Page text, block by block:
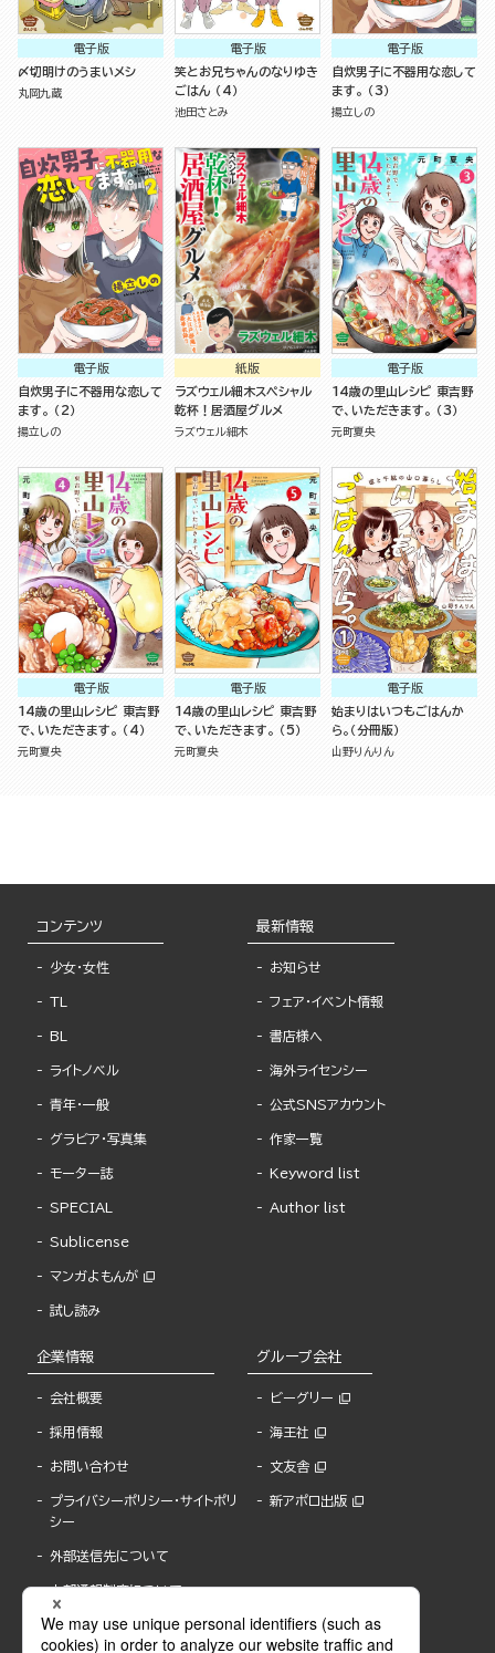
電子版
〆切明けのうまいメシ
丸岡九蔵
電子版
笑とお兄ちゃんのなりゆき
ごはん （4）
池田さとみ
電子版
自炊男子に不器用な恋して
ます。 （3）
揚立しの
電子版
自炊男子に不器用な恋して
ます。 （2）
揚立しの
紙版
ラズウェル細木スペシャル
乾杯！居酒屋グルメ
ラズウェル細木
電子版
14歳の里山レシピ 東吉野
で、いただきます。 （3）
元町夏央
電子版
14歳の里山レシピ 東吉野
で、いただきます。 （4）
元町夏央
電子版
14歳の里山レシピ 東吉野
で、いただきます。 （5）
元町夏央
電子版
始まりはいつもごはんか
ら。（分冊版）
山野りんりん
コンテンツ
少女・女性
TL
BL
ライトノベル
青年・一般
グラビア・写真集
モーター誌
SPECIAL
Sublicense
マンガよもんが
試し読み
最新情報
お知らせ
フェア・イベント情報
書店様へ
海外ライセンシー
公式SNSアカウント
作家一覧
Keyword list
Author list
企業情報
会社概要
採用情報
お問い合わせ
プライバシーポリシー・サイトポリ
シー
外部送信先について
内部通報制度について
グループ会社
ビーグリー
海王社
文友舎
新アポロ出版